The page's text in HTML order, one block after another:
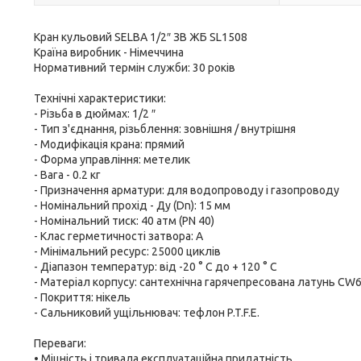
Кран кульовий SELBA 1/2″ ЗВ ЖБ SL1508
Країна виробник - Німеччина
Нормативний термін служби: 30 років
Технічні характеристики:
- Різьба в дюймах: 1/2 ″
- Тип з'єднання, різьблення: зовнішня / внутрішня
- Модифікація крана: прямий
- Форма управління: метелик
- Вага - 0.2 кг
- Призначення арматури: для водопроводу і газопроводу
- Номінальний прохід - Ду (Dn): 15 мм
- Номінальний тиск: 40 атм (PN 40)
- Клас герметичності затвора: А
- Мінімальний ресурс: 25000 циклів
- Діапазон температур: від -20 ° С до + 120 ° С
- Матеріал корпусу: сантехнічна гарячепресована латунь
- Покриття: нікель
- Сальниковий ущільнювач: тефлон P.T.F.E.
Переваги: